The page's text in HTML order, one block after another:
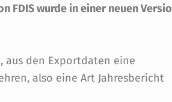
FDIS wurde in einer neuen
aus den Exportdaten eine
also eine Art Jahresbericht